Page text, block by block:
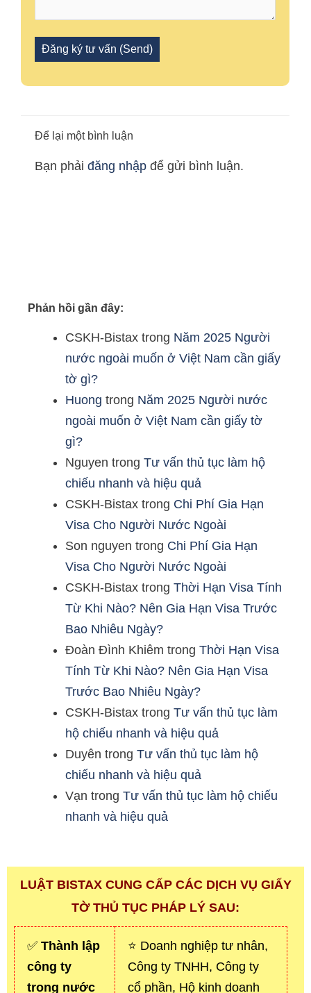
Để lại một bình luận
Bạn phải đăng nhập để gửi bình luận.
Phản hồi gần đây:
CSKH-Bistax trong Năm 2025 Người
nước ngoài muốn ở Việt Nam cần giấy
tờ gì?
Huong trong Năm 2025 Người nước
ngoài muốn ở Việt Nam cần giấy tờ
gì?
Nguyen trong Tư vấn thủ tục làm hộ
chiếu nhanh và hiệu quả
CSKH-Bistax trong Chi Phí Gia Hạn
Visa Cho Người Nước Ngoài
Son nguyen trong Chi Phí Gia Hạn
Visa Cho Người Nước Ngoài
CSKH-Bistax trong Thời Hạn Visa Tính
Từ Khi Nào? Nên Gia Hạn Visa Trước
Bao Nhiêu Ngày?
Đoàn Đình Khiêm trong Thời Hạn Visa
Tính Từ Khi Nào? Nên Gia Hạn Visa
Trước Bao Nhiêu Ngày?
CSKH-Bistax trong Tư vấn thủ tục làm
hộ chiếu nhanh và hiệu quả
Duyên trong Tư vấn thủ tục làm hộ
chiếu nhanh và hiệu quả
Vạn trong Tư vấn thủ tục làm hộ chiếu
nhanh và hiệu quả
LUẬT BISTAX CUNG CẤP CÁC DỊCH VỤ GIẤY
TỜ THỦ TỤC PHÁP LÝ SAU:
✅ Thành lập
công ty
trong nước
⭐ Doanh nghiệp tư nhân,
Công ty TNHH, Công ty
cổ phần, Hộ kinh doanh